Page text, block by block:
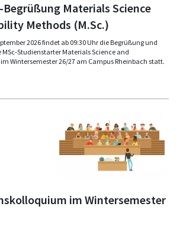
Materials Science
Methods (M.Sc.)
2026 findet ab 09:30 Uhr die Begrüßung und
Studienstarter Materials Science and
Wintersemester 26/27 am Campus Rheinbach statt.
im Wintersemester